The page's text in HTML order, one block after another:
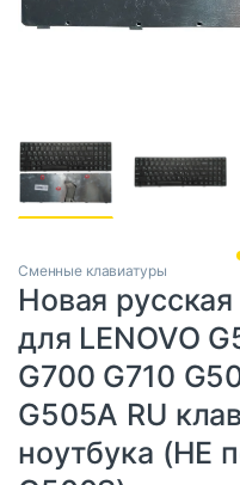
Сменные клавиатуры
Новая
для LENOVO
G700 G710
G505A RU
ноутбука (НЕ